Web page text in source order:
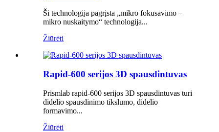
Ši technologija pagrįsta „mikro fokusavimo –
mikro nuskaitymo“ technologija...
Žiūrėti
Rapid-600 serijos 3D spausdintuvas
Prismlab rapid-600 serijos 3D spausdintuvas turi
didelio spausdinimo tikslumo, didelio
formavimo...
Žiūrėti